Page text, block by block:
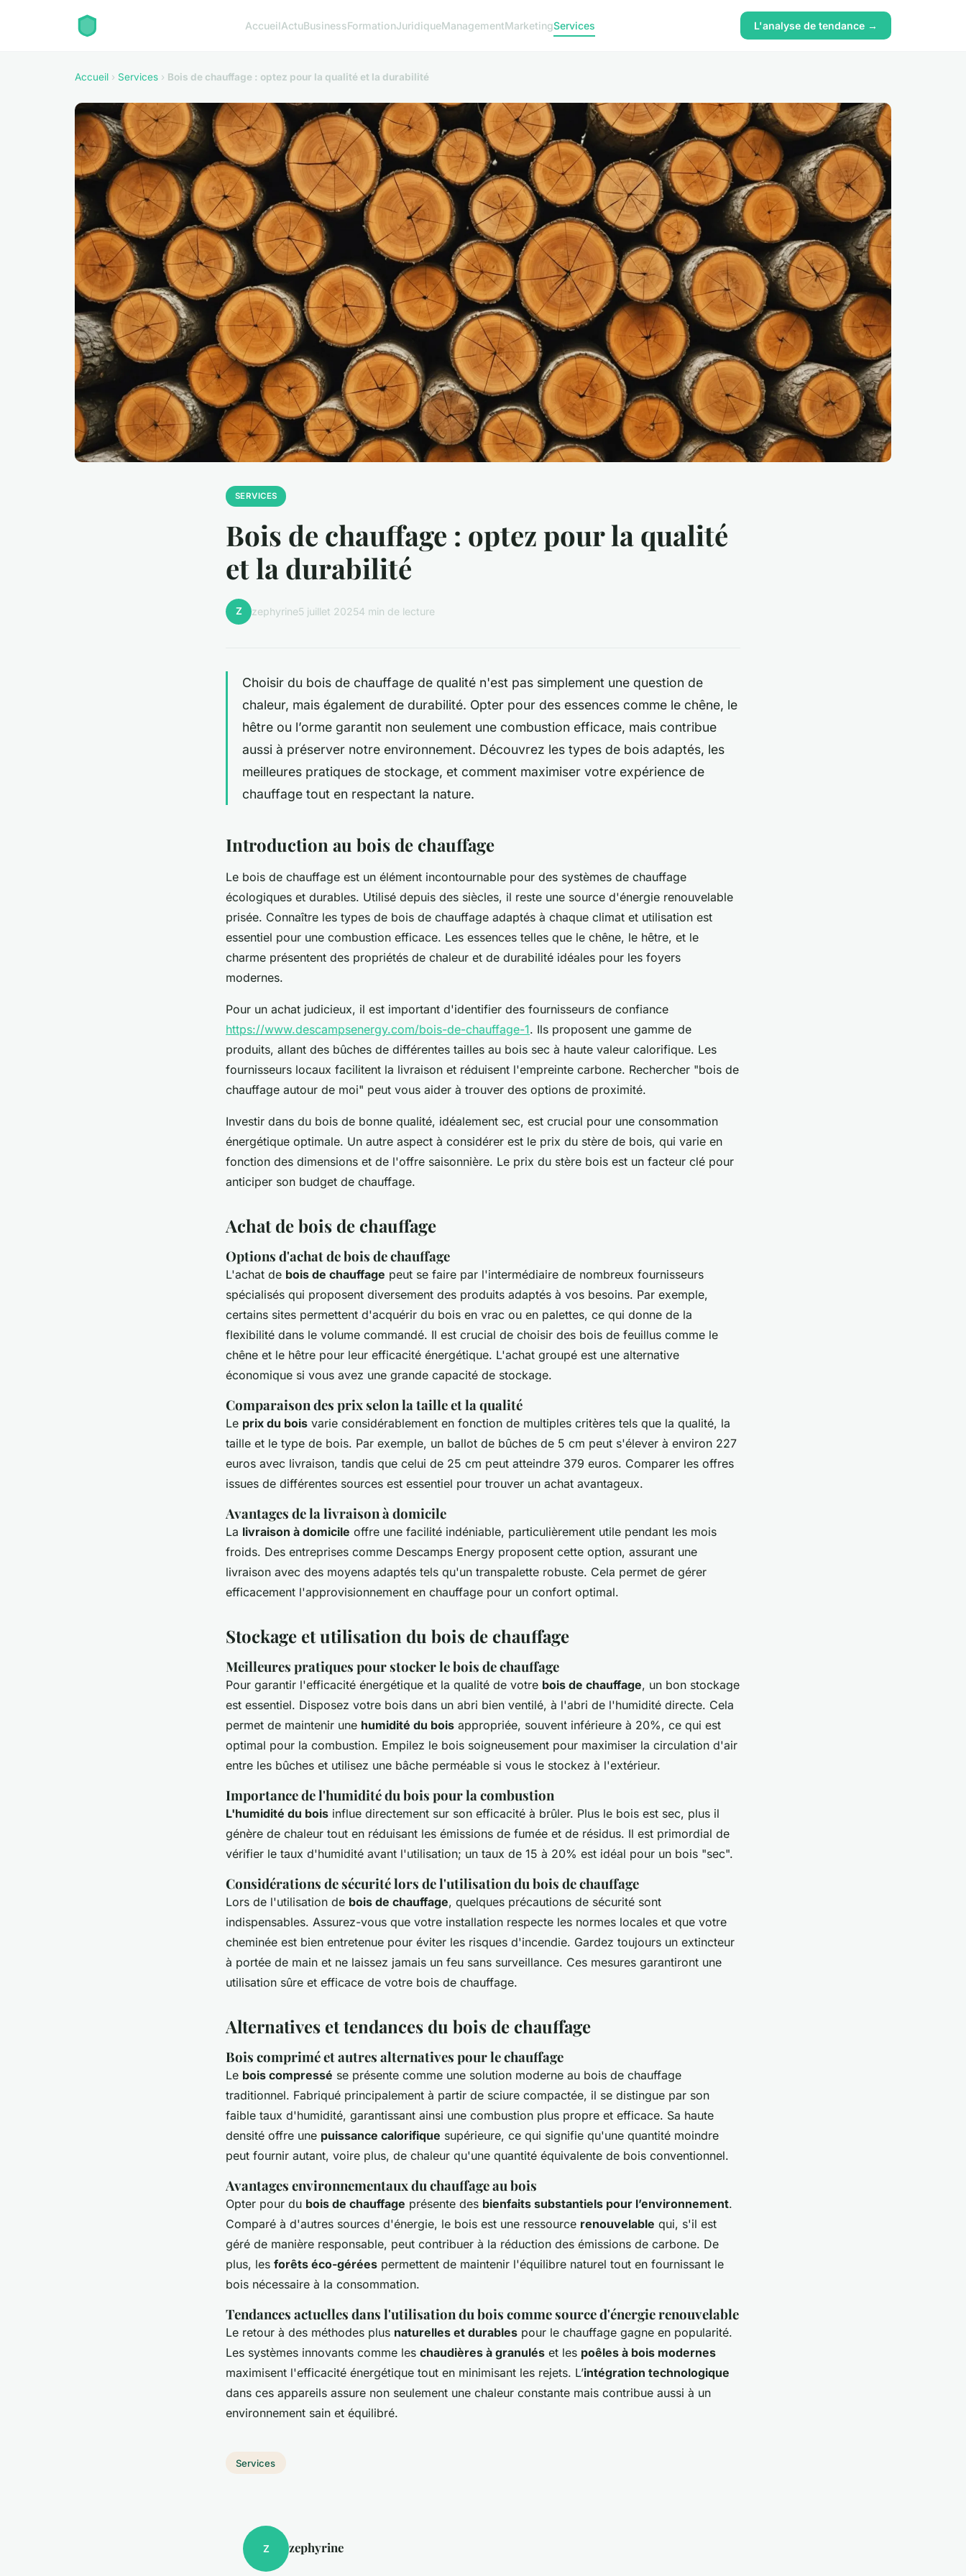
AccueilActuBusinessFormationJuridiqueManagementMarketingServices L'analyse de tendance →
Accueil › Services › Bois de chauffage : optez pour la qualité et la durabilité
SERVICES
Bois de chauffage : optez pour la qualité
et la durabilité
Z zephyrine5 juillet 20254 min de lecture
Choisir du bois de chauffage de qualité n'est pas simplement une question de
chaleur, mais également de durabilité. Opter pour des essences comme le chêne, le
hêtre ou l’orme garantit non seulement une combustion efficace, mais contribue
aussi à préserver notre environnement. Découvrez les types de bois adaptés, les
meilleures pratiques de stockage, et comment maximiser votre expérience de
chauffage tout en respectant la nature.
Introduction au bois de chauffage
Le bois de chauffage est un élément incontournable pour des systèmes de chauffage
écologiques et durables. Utilisé depuis des siècles, il reste une source d'énergie renouvelable
prisée. Connaître les types de bois de chauffage adaptés à chaque climat et utilisation est
essentiel pour une combustion efficace. Les essences telles que le chêne, le hêtre, et le
charme présentent des propriétés de chaleur et de durabilité idéales pour les foyers
modernes.
Pour un achat judicieux, il est important d'identifier des fournisseurs de confiance
https://www.descampsenergy.com/bois-de-chauffage-1. Ils proposent une gamme de
produits, allant des bûches de différentes tailles au bois sec à haute valeur calorifique. Les
fournisseurs locaux facilitent la livraison et réduisent l'empreinte carbone. Rechercher "bois de
chauffage autour de moi" peut vous aider à trouver des options de proximité.
Investir dans du bois de bonne qualité, idéalement sec, est crucial pour une consommation
énergétique optimale. Un autre aspect à considérer est le prix du stère de bois, qui varie en
fonction des dimensions et de l'offre saisonnière. Le prix du stère bois est un facteur clé pour
anticiper son budget de chauffage.
Achat de bois de chauffage
Options d'achat de bois de chauffage
L'achat de bois de chauffage peut se faire par l'intermédiaire de nombreux fournisseurs
spécialisés qui proposent diversement des produits adaptés à vos besoins. Par exemple,
certains sites permettent d'acquérir du bois en vrac ou en palettes, ce qui donne de la
flexibilité dans le volume commandé. Il est crucial de choisir des bois de feuillus comme le
chêne et le hêtre pour leur efficacité énergétique. L'achat groupé est une alternative
économique si vous avez une grande capacité de stockage.
Comparaison des prix selon la taille et la qualité
Le prix du bois varie considérablement en fonction de multiples critères tels que la qualité, la
taille et le type de bois. Par exemple, un ballot de bûches de 5 cm peut s'élever à environ 227
euros avec livraison, tandis que celui de 25 cm peut atteindre 379 euros. Comparer les offres
issues de différentes sources est essentiel pour trouver un achat avantageux.
Avantages de la livraison à domicile
La livraison à domicile offre une facilité indéniable, particulièrement utile pendant les mois
froids. Des entreprises comme Descamps Energy proposent cette option, assurant une
livraison avec des moyens adaptés tels qu'un transpalette robuste. Cela permet de gérer
efficacement l'approvisionnement en chauffage pour un confort optimal.
Stockage et utilisation du bois de chauffage
Meilleures pratiques pour stocker le bois de chauffage
Pour garantir l'efficacité énergétique et la qualité de votre bois de chauffage, un bon stockage
est essentiel. Disposez votre bois dans un abri bien ventilé, à l'abri de l'humidité directe. Cela
permet de maintenir une humidité du bois appropriée, souvent inférieure à 20%, ce qui est
optimal pour la combustion. Empilez le bois soigneusement pour maximiser la circulation d'air
entre les bûches et utilisez une bâche perméable si vous le stockez à l'extérieur.
Importance de l'humidité du bois pour la combustion
L'humidité du bois influe directement sur son efficacité à brûler. Plus le bois est sec, plus il
génère de chaleur tout en réduisant les émissions de fumée et de résidus. Il est primordial de
vérifier le taux d'humidité avant l'utilisation; un taux de 15 à 20% est idéal pour un bois "sec".
Considérations de sécurité lors de l'utilisation du bois de chauffage
Lors de l'utilisation de bois de chauffage, quelques précautions de sécurité sont
indispensables. Assurez-vous que votre installation respecte les normes locales et que votre
cheminée est bien entretenue pour éviter les risques d'incendie. Gardez toujours un extincteur
à portée de main et ne laissez jamais un feu sans surveillance. Ces mesures garantiront une
utilisation sûre et efficace de votre bois de chauffage.
Alternatives et tendances du bois de chauffage
Bois comprimé et autres alternatives pour le chauffage
Le bois compressé se présente comme une solution moderne au bois de chauffage
traditionnel. Fabriqué principalement à partir de sciure compactée, il se distingue par son
faible taux d'humidité, garantissant ainsi une combustion plus propre et efficace. Sa haute
densité offre une puissance calorifique supérieure, ce qui signifie qu'une quantité moindre
peut fournir autant, voire plus, de chaleur qu'une quantité équivalente de bois conventionnel.
Avantages environnementaux du chauffage au bois
Opter pour du bois de chauffage présente des bienfaits substantiels pour l’environnement.
Comparé à d'autres sources d'énergie, le bois est une ressource renouvelable qui, s'il est
géré de manière responsable, peut contribuer à la réduction des émissions de carbone. De
plus, les forêts éco-gérées permettent de maintenir l'équilibre naturel tout en fournissant le
bois nécessaire à la consommation.
Tendances actuelles dans l'utilisation du bois comme source d'énergie renouvelable
Le retour à des méthodes plus naturelles et durables pour le chauffage gagne en popularité.
Les systèmes innovants comme les chaudières à granulés et les poêles à bois modernes
maximisent l'efficacité énergétique tout en minimisant les rejets. L’intégration technologique
dans ces appareils assure non seulement une chaleur constante mais contribue aussi à un
environnement sain et équilibré.
Services
Z zephyrine